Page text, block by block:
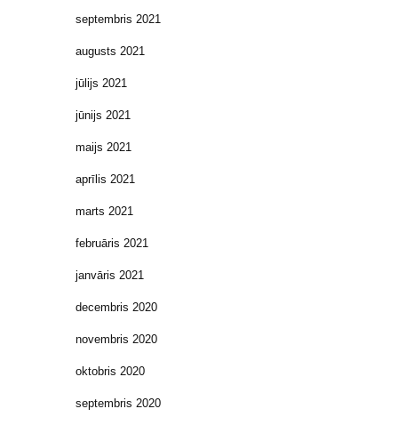
septembris 2021
augusts 2021
jūlijs 2021
jūnijs 2021
maijs 2021
aprīlis 2021
marts 2021
februāris 2021
janvāris 2021
decembris 2020
novembris 2020
oktobris 2020
septembris 2020